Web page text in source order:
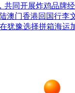
共同开展炸鸡品牌
澳门香港回国行李
犹豫选择拼箱海运